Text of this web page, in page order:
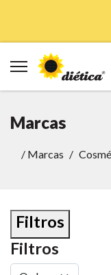
Marcas
/ Marcas
Filtros
Filtros